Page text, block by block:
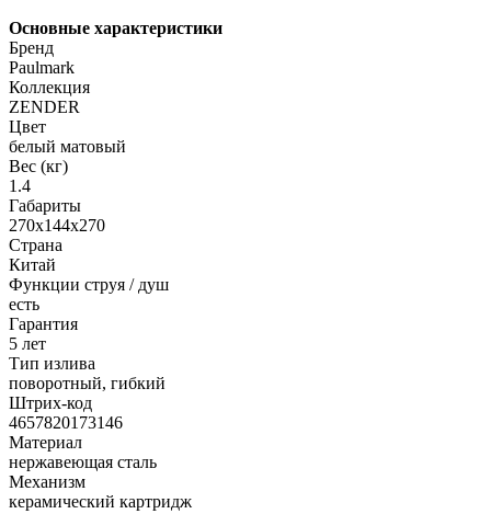
Основные характеристики
Бренд
Paulmark
Коллекция
ZENDER
Цвет
белый матовый
Вес (кг)
1.4
Габариты
270х144х270
Страна
Китай
Функции струя / душ
есть
Гарантия
5 лет
Тип излива
поворотный, гибкий
Штрих-код
4657820173146
Материал
нержавеющая сталь
Механизм
керамический картридж